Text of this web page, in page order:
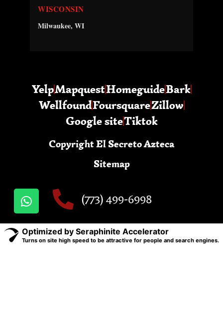
WISCONSIN
Milwaukee, WI
YelpMapquestHomeguideBark
WellfoundFoursquareZillow
Google siteTiktok
Copyright El Secreto Azteca
Sitemap
(773) 499-6998
Optimized by Seraphinite Accelerator
Turns on site high speed to be attractive for people and search engines.